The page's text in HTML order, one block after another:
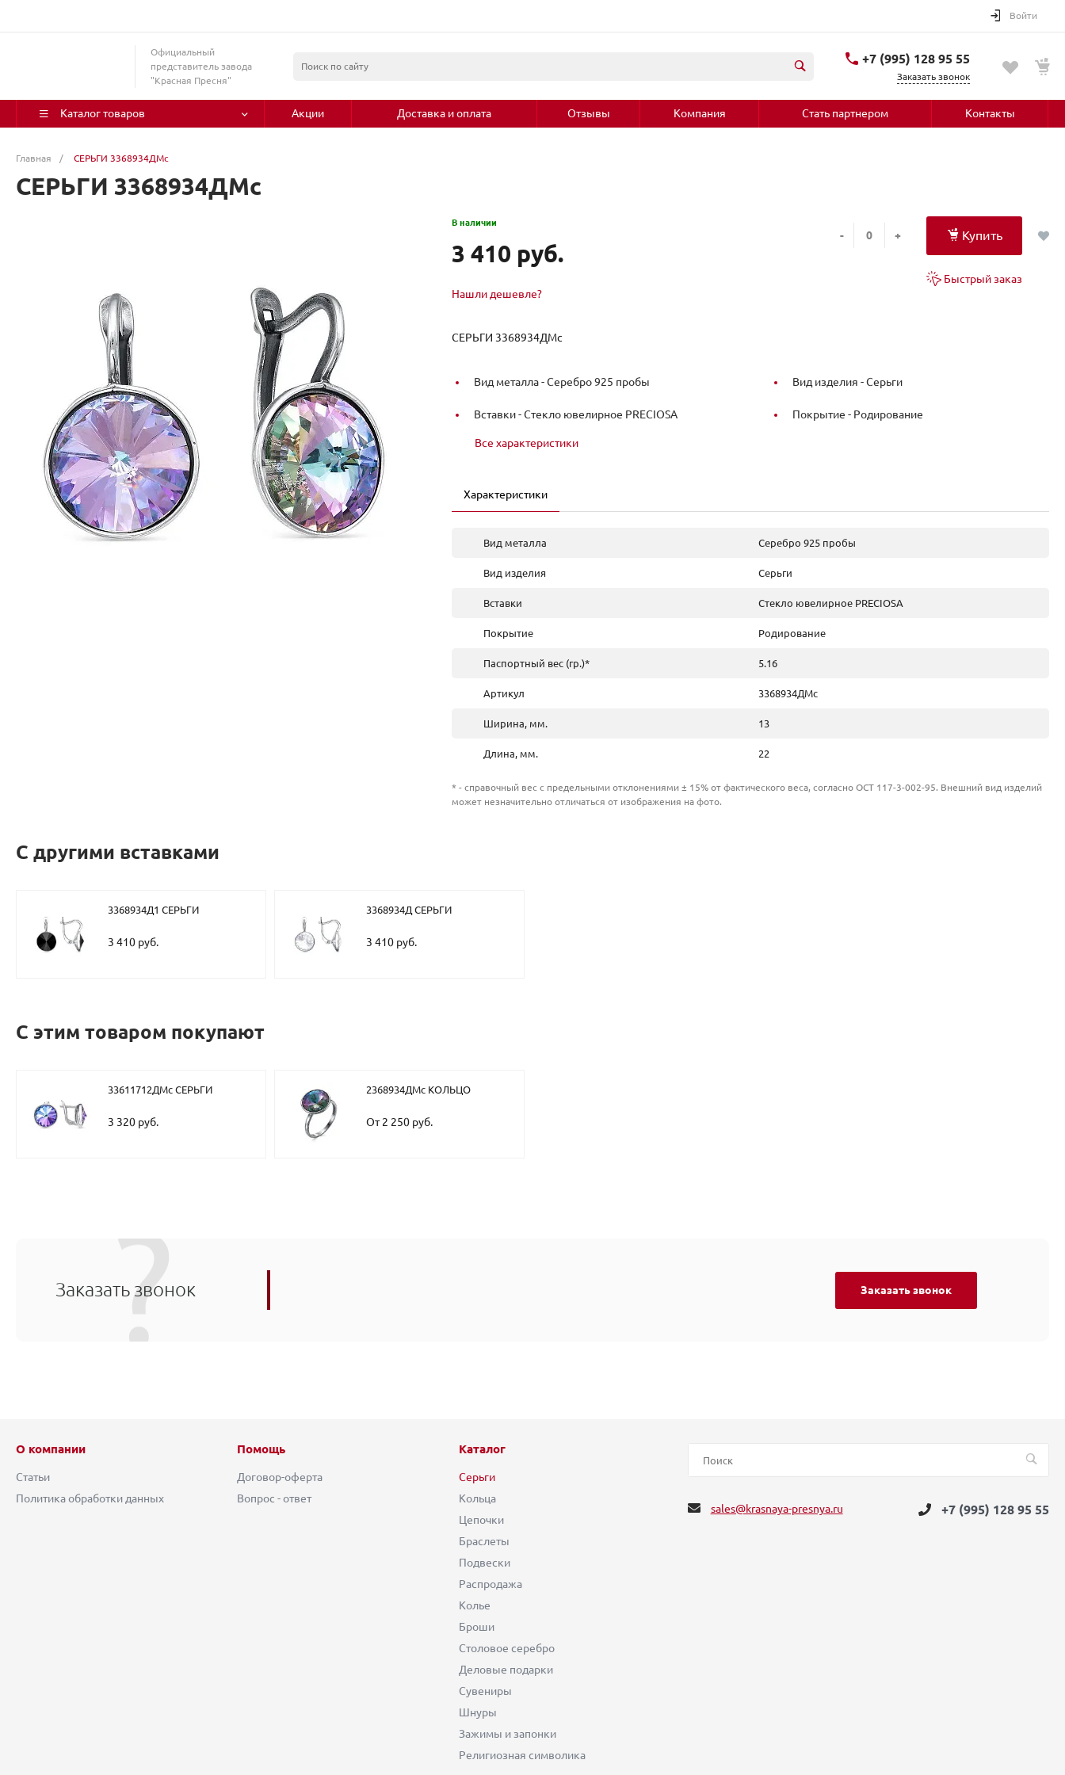
Войти
Официальный
представитель завода
"Красная Пресня"
+7 (995) 128 95 55
Заказать звонок
Каталог товаров Акции Доставка и оплата Отзывы Компания Стать партнером Контакты
Главная / СЕРЬГИ 3368934ДМс
СЕРЬГИ 3368934ДМс
В наличии
3 410 руб.
Нашли дешевле?
- + Купить
Быстрый заказ
СЕРЬГИ 3368934ДМс
Вид металла -Серебро 925 пробы Вид изделия -Серьги
Вставки -Стекло ювелирное PRECIOSA Покрытие - Родирование
Все характеристики
Характеристики
Вид металла Серебро 925 пробы
Вид изделия Серьги
Вставки Стекло ювелирное PRECIOSA
Покрытие Родирование
Паспортный вес (гр.)* 5.16
Артикул 3368934ДМс
Ширина, мм. 13
Длина, мм. 22
* - справочный вес с предельными отклонениями ± 15% от фактического веса, согласно ОСТ 117-3-002-95. Внешний вид изделий
может незначительно отличаться от изображения на фото.
С другими вставками
3368934Д1 СЕРЬГИ
3 410 руб.
3368934Д СЕРЬГИ
3 410 руб.
С этим товаром покупают
33611712ДМс СЕРЬГИ
3 320 руб.
2368934ДМс КОЛЬЦО
От 2 250 руб.
Заказать звонок Заказать звонок
О компании
Статьи
Политика обработки данных
Помощь
Договор-оферта
Вопрос - ответ
Каталог
Серьги
Кольца
Цепочки
Браслеты
Подвески
Распродажа
Колье
Броши
Столовое серебро
Деловые подарки
Сувениры
Шнуры
Зажимы и запонки
Религиозная символика
sales@krasnaya-presnya.ru +7 (995) 128 95 55